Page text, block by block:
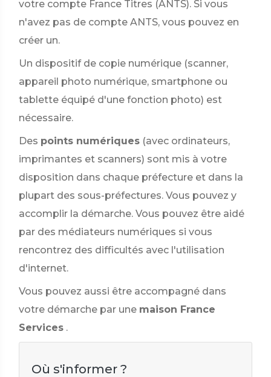
votre compte France Titres (ANTS). Si vous
n'avez pas de compte ANTS, vous pouvez en
créer un.
Un dispositif de copie numérique (scanner,
appareil photo numérique, smartphone ou
tablette équipé d'une fonction photo) est
nécessaire.
Des points numériques (avec ordinateurs,
imprimantes et scanners) sont mis à votre
disposition dans chaque préfecture et dans la
plupart des sous-préfectures. Vous pouvez y
accomplir la démarche. Vous pouvez être aidé
par des médiateurs numériques si vous
rencontrez des difficultés avec l'utilisation
d'internet.
Vous pouvez aussi être accompagné dans
votre démarche par une maison France
Services .
Où s'informer ?